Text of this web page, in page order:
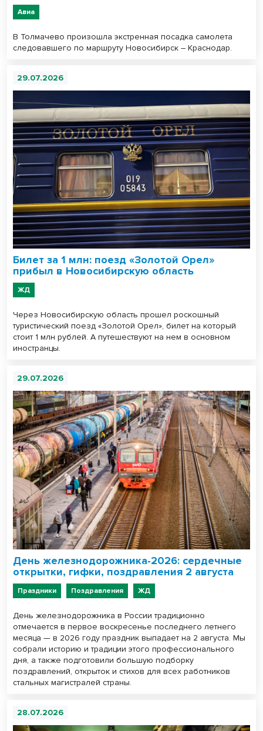
Авиа
В Толмачево произошла экстренная посадка самолета
следовавшего по маршруту Новосибирск – Краснодар.
29.07.2026
Билет за 1 млн: поезд «Золотой Орел»
прибыл в Новосибирскую область
ЖД
Через Новосибирскую область прошел роскошный
туристический поезд «Золотой Орел», билет на который
стоит 1 млн рублей. А путешествуют на нем в основном
иностранцы.
29.07.2026
День железнодорожника-2026: сердечные
открытки, гифки, поздравления 2 августа
Праздники Поздравления ЖД
День железнодорожника в России традиционно
отмечается в первое воскресенье последнего летнего
месяца — в 2026 году праздник выпадает на 2 августа. Мы
собрали историю и традиции этого профессионального
дня, а также подготовили большую подборку
поздравлений, открыток и стихов для всех работников
стальных магистралей страны.
28.07.2026